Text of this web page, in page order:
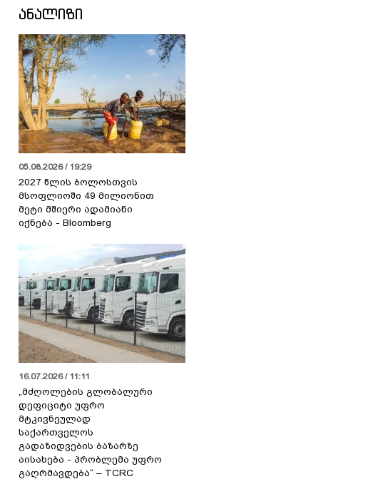
ᲐᲜᲐᲚᲘᲖᲘ
05.08.2026 / 19:29
2027 წლის ბოლოსთვის
მსოფლიოში 49 მილიონით
მეტი მშიერი ადამიანი
იქნება - Bloomberg
16.07.2026 / 11:11
„მძღოლების გლობალური
დეფიციტი უფრო
მტკივნეულად
საქართველოს
გადაზიდვების ბაზარზე
აისახება - პრობლემა უფრო
გაღრმავდება“ – TCRC